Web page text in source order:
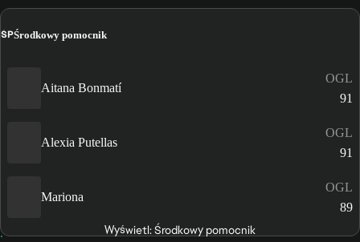
ŚPŚrodkowy pomocnik
Aitana Bonmatí
OGL
91
Alexia Putellas
OGL
91
Mariona
OGL
89
Wyświetl: Środkowy pomocnik